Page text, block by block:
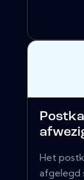
Het
afgelegd